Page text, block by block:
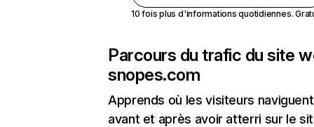
10 fois plus d'informations quotidiennes.
Parcours du trafic du site
snopes.com
Apprends où les visiteurs naviguent
avant et après avoir atterri sur le